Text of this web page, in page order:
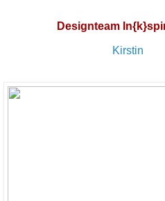
Designteam
Kirstin